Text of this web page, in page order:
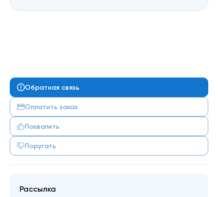
Обратная связь
Оплатить заказ
Похвалить
Поругать
Рассылка